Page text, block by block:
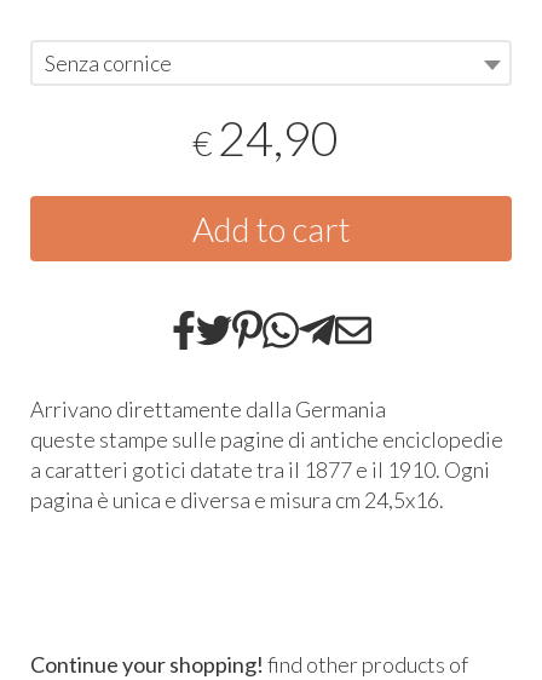
Senza cornice
€ 24,90
Add to cart
Arrivano direttamente dalla Germania
queste stampe sulle pagine di antiche enciclopedie
a caratteri gotici datate tra il 1877 e il 1910. Ogni
pagina è unica e diversa e misura cm 24,5x16.
Continue your shopping! find other products of